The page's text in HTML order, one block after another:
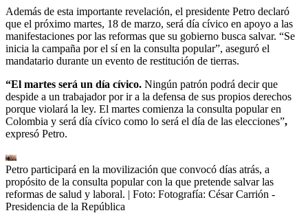
Además de esta importante revelación, el presidente Petro declaró
que el próximo martes, 18 de marzo, será día cívico en apoyo a las
manifestaciones por las reformas que su gobierno busca salvar. “Se
inicia la campaña por el sí en la consulta popular”, aseguró el
mandatario durante un evento de restitución de tierras.
“El martes será un día cívico. Ningún patrón podrá decir que
despide a un trabajador por ir a la defensa de sus propios derechos
porque violará la ley. El martes comienza la consulta popular en
Colombia y será día cívico como lo será el día de las elecciones”,
expresó Petro.
Petro participará en la movilización que convocó días atrás, a
propósito de la consulta popular con la que pretende salvar las
reformas de salud y laboral. | Foto: Fotografía: César Carrión -
Presidencia de la República